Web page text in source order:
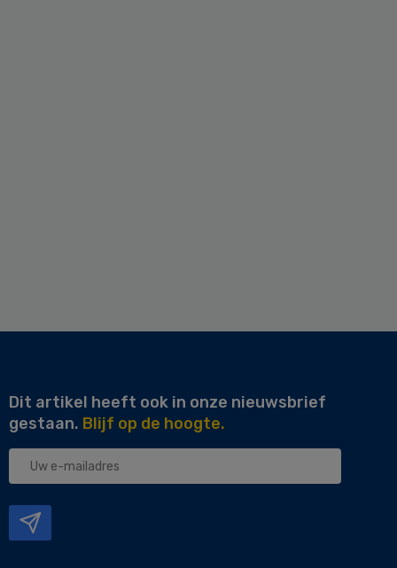
Dit artikel heeft ook in onze nieuwsbrief
gestaan. Blijf op de hoogte.
Uw